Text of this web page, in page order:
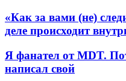
«Как за вами (не)
деле происходит
Я фанател от MDT.
написал свой